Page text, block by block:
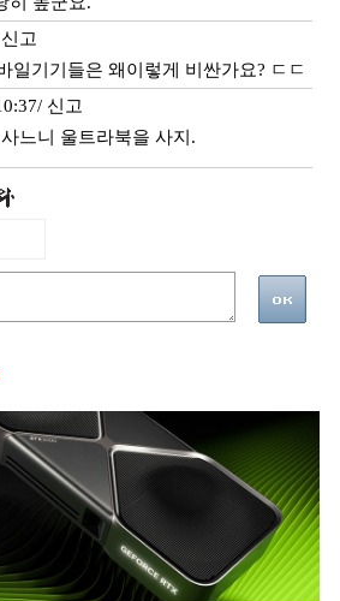
신고
일기기들은 왜이렇게 비싼가요? ㄷㄷ
신고
느니 울트라북을 사지.